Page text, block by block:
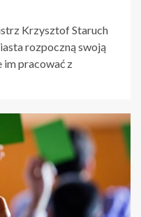
Krzysztof Staruch
rozpoczną swoją
im pracować z